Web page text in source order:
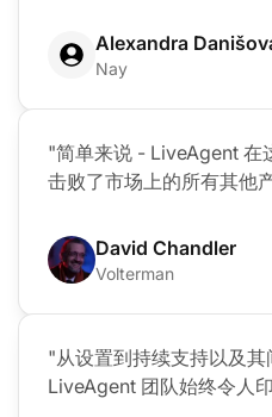
Alexandra
Nay
"简单来说 - LiveAgent 在
击败了市场上的所有其他
David Chandler
Volterman
"从设置到持续支持以及其
LiveAgent 团队始终令人